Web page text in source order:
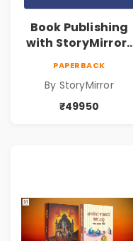
Book Publishing
with StoryMirror |
PAPERBACK
By StoryMirror
₹49950